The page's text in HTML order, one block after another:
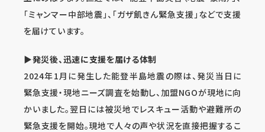
「ミャンマー中部地震」、「ガザ飢きん緊急支援」などで支援
を届けています。
▶発災後、迅速に支援を届ける体制
2024年1月に発生した能登半島地震の際は、発災当日に
緊急支援・現地ニーズ調査を始動し、加盟NGOが現地に向
かいました。翌日には被災地でレスキュー活動や避難所の
緊急支援を開始。現地で人々の声や状況を直接把握するこ